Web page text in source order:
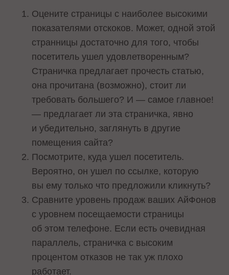
Оцените страницы с наиболее высокими
показателями отскоков. Может, одной этой
странницы достаточно для того, чтобы
посетитель ушел удовлетворенным?
Страничка предлагает прочесть статью,
она прочитана (возможно), стоит ли
требовать большего? И — самое главное!
— предлагает ли эта страничка, явно
и убедительно, заглянуть в другие
помещения сайта?
Посмотрите, куда ушел посетитель.
Вероятно, он ушел по ссылке, которую
вы ему только что предложили кликнуть?
Сравните уровень продаж ваших АйФонов
с уровнем посещаемости страницы
об этом телефоне. Если есть очевидная
параллель, страничка с высоким
процентом отказов не так уж плохо
работает.